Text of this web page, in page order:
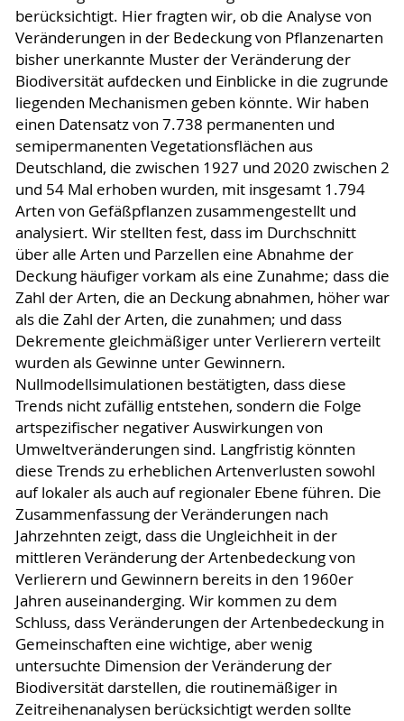
berücksichtigt. Hier fragten wir, ob die Analyse von
Veränderungen in der Bedeckung von Pflanzenarten
bisher unerkannte Muster der Veränderung der
Biodiversität aufdecken und Einblicke in die zugrunde
liegenden Mechanismen geben könnte. Wir haben
einen Datensatz von 7.738 permanenten und
semipermanenten Vegetationsflächen aus
Deutschland, die zwischen 1927 und 2020 zwischen 2
und 54 Mal erhoben wurden, mit insgesamt 1.794
Arten von Gefäßpflanzen zusammengestellt und
analysiert. Wir stellten fest, dass im Durchschnitt
über alle Arten und Parzellen eine Abnahme der
Deckung häufiger vorkam als eine Zunahme; dass die
Zahl der Arten, die an Deckung abnahmen, höher war
als die Zahl der Arten, die zunahmen; und dass
Dekremente gleichmäßiger unter Verlierern verteilt
wurden als Gewinne unter Gewinnern.
Nullmodellsimulationen bestätigten, dass diese
Trends nicht zufällig entstehen, sondern die Folge
artspezifischer negativer Auswirkungen von
Umweltveränderungen sind. Langfristig könnten
diese Trends zu erheblichen Artenverlusten sowohl
auf lokaler als auch auf regionaler Ebene führen. Die
Zusammenfassung der Veränderungen nach
Jahrzehnten zeigt, dass die Ungleichheit in der
mittleren Veränderung der Artenbedeckung von
Verlierern und Gewinnern bereits in den 1960er
Jahren auseinanderging. Wir kommen zu dem
Schluss, dass Veränderungen der Artenbedeckung in
Gemeinschaften eine wichtige, aber wenig
untersuchte Dimension der Veränderung der
Biodiversität darstellen, die routinemäßiger in
Zeitreihenanalysen berücksichtigt werden sollte